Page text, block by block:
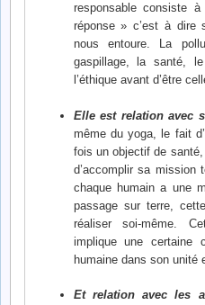
responsable consiste
réponse » c’est à dire
nous entoure. La
gaspillage, la santé,
l’éthique avant d’être
Elle est relation avec
même du yoga, le fait
fois un objectif de
d’accomplir sa mission
chaque humain a une
passage sur terre,
réaliser soi-même.
implique une certaine
humaine dans son unité
Et relation avec les